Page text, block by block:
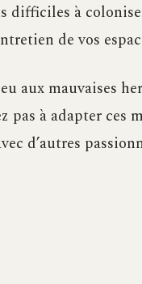
difficiles à
de vos
aux mauvaises
à adapter ces
d’autres